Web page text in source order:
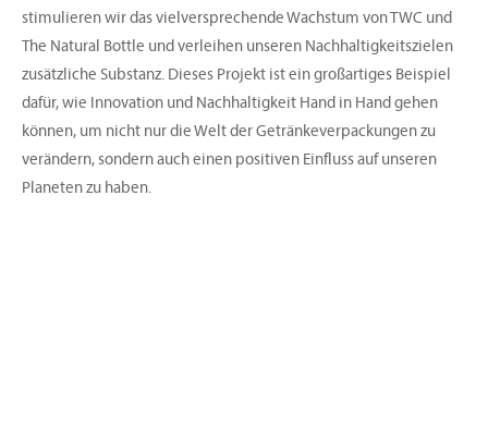
stimulieren wir das vielversprechende Wachstum von TWC und
The Natural Bottle und verleihen unseren Nachhaltigkeitszielen
zusätzliche Substanz. Dieses Projekt ist ein großartiges Beispiel
dafür, wie Innovation und Nachhaltigkeit Hand in Hand gehen
können, um nicht nur die Welt der Getränkeverpackungen zu
verändern, sondern auch einen positiven Einfluss auf unseren
Planeten zu haben.